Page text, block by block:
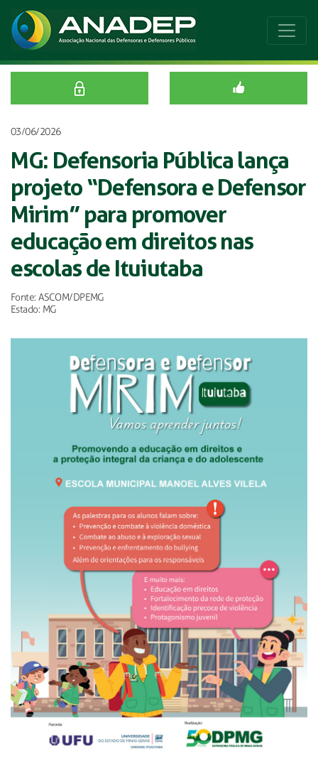
03/06/2026
MG: Defensoria Pública lança
projeto “Defensora e Defensor
Mirim” para promover
educação em direitos nas
escolas de Ituiutaba
Fonte: ASCOM/DPEMG
Estado: MG